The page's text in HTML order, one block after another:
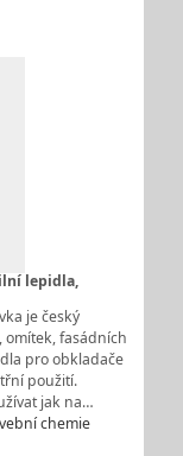
lepidla,
je český
omítek, fasádních
pro obkladače
použití.
jak na…
chemie